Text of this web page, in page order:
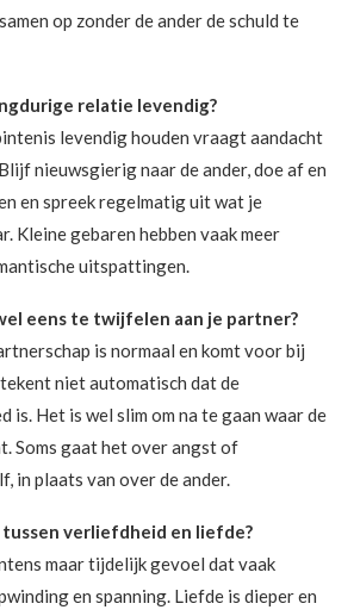
op zonder de ander de schuld te
relatie levendig?
levendig houden vraagt aandacht
nieuwsgierig naar de ander, doe af en
en spreek regelmatig uit wat je
Kleine gebaren hebben vaak meer
uitspattingen.
eens te twijfelen aan je partner?
is normaal en komt voor bij
niet automatisch dat de
is. Het is wel slim om na te gaan waar de
Soms gaat het over angst of
in plaats van over de ander.
verliefdheid en liefde?
maar tijdelijk gevoel dat vaak
en spanning. Liefde is dieper en